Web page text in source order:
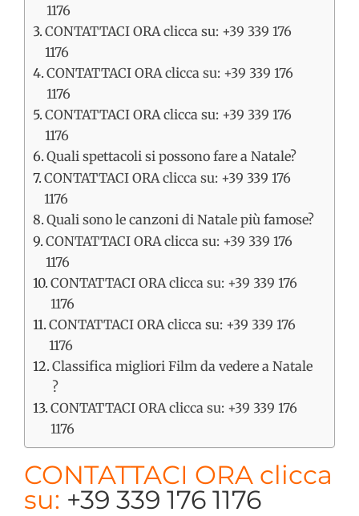
1176
CONTATTACI ORA clicca su: +39 339 176
1176
CONTATTACI ORA clicca su: +39 339 176
1176
CONTATTACI ORA clicca su: +39 339 176
1176
Quali spettacoli si possono fare a Natale?
CONTATTACI ORA clicca su: +39 339 176
1176
Quali sono le canzoni di Natale più famose?
CONTATTACI ORA clicca su: +39 339 176
1176
CONTATTACI ORA clicca su: +39 339 176
1176
CONTATTACI ORA clicca su: +39 339 176
1176
Classifica migliori Film da vedere a Natale
?
CONTATTACI ORA clicca su: +39 339 176
1176
CONTATTACI ORA clicca
su: +39 339 176 1176